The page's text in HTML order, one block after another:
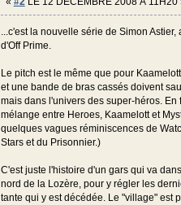
...c'est la nouvelle série de Simon Astier,
d'Off Prime.
Le pitch est le même que pour
et une bande de bras cassés doivent
mais dans l'univers des super-héros. En
mélange entre Heroes, Kaamelott et
quelques vagues réminiscences de
Stars et du Prisonnier.)
C'est juste l'histoire d'un gars qui va
nord de la Lozère, pour y régler les
tante qui y est décédée. Le "village" est